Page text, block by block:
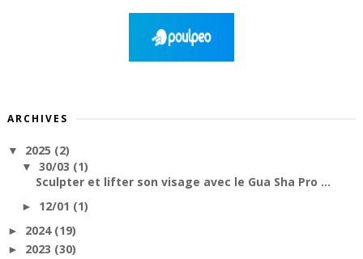
ARCHIVES
▼ 2025 (2)
▼ 30/03 (1)
Sculpter et lifter son visage avec le Gua Sha Pro ...
► 12/01 (1)
► 2024 (19)
► 2023 (30)